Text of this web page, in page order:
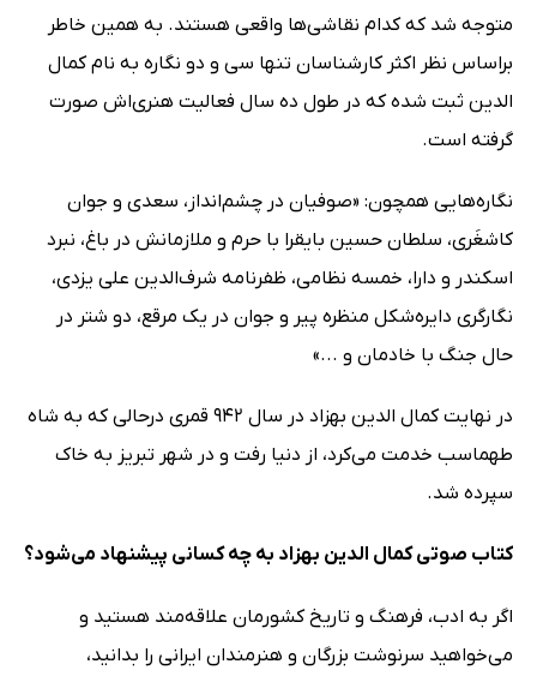
متوجه شد که کدام نقاشی‌ها واقعی هستند. به همین خاطر
براساس نظر اکثر کارشناسان تنها سی و دو نگاره به نام کمال
الدین ثبت شده که در طول ده سال فعالیت هنری‌اش صورت
گرفته است.
نگاره‌هایی همچون: «صوفیان در چشم‌انداز، سعدی و جوان
کاشغَری، سلطان حسین بایقرا با حرم و ملازمانش در باغ، نبرد
اسکندر و دارا، خمسه نظامی، ظفرنامه شرف‌الدین علی یزدی،
نگارگری دایره‌شکل منظره پیر و جوان در یک مرقع، دو شتر در
حال جنگ با خادمان و ...»
در نهایت کمال الدین بهزاد در سال 942 قمری درحالی که به شاه
طهماسب خدمت می‌کرد، از دنیا رفت و در شهر تبریز به خاک
سپرده شد.
کتاب صوتی کمال الدین بهزاد به چه کسانی پیشنهاد می‌شود؟
اگر به ادب، فرهنگ و تاریخ کشورمان علاقه‌مند هستید و
می‌خواهید سرنوشت بزرگان و هنرمندان ایرانی را بدانید،